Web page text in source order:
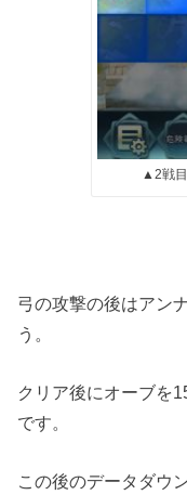
▲2戦
弓の攻撃の後はアン
う。
クリア後にオーブを
です。
この後のデータダウ